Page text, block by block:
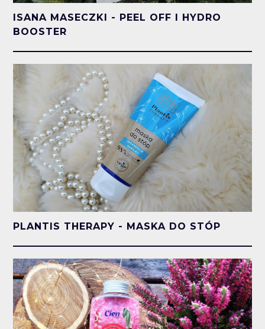
ISANA MASECZKI - PEEL OFF I HYDRO
BOOSTER
PLANTIS THERAPY - MASKA DO STÓP